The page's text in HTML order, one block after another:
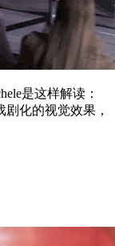
是这样解读：
化的视觉效果，